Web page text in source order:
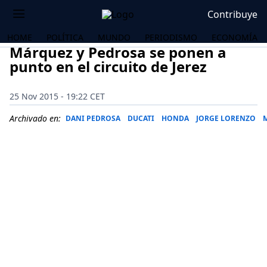
Contribuye
HOME POLÍTICA MUNDO PERIODISMO ECONOMÍA
Márquez y Pedrosa se ponen a
punto en el circuito de Jerez
25 Nov 2015 - 19:22 CET
Archivado en: DANI PEDROSA DUCATI HONDA JORGE LORENZO